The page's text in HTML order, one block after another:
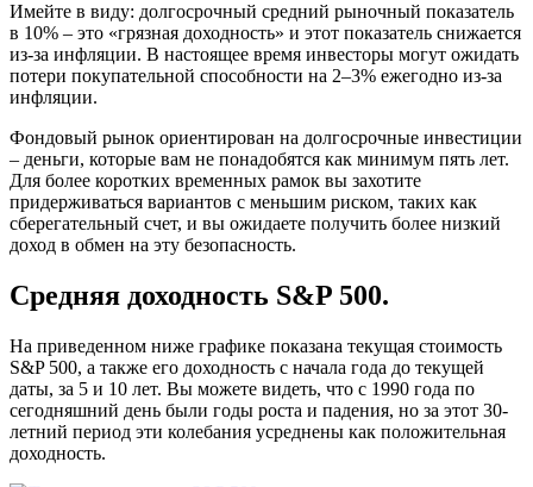
Имейте в виду: долгосрочный средний рыночный показатель
в 10% – это «грязная доходность» и этот показатель снижается
из-за инфляции. В настоящее время инвесторы могут ожидать
потери покупательной способности на 2–3% ежегодно из-за
инфляции.
Фондовый рынок ориентирован на долгосрочные инвестиции
– деньги, которые вам не понадобятся как минимум пять лет.
Для более коротких временных рамок вы захотите
придерживаться вариантов с меньшим риском, таких как
сберегательный счет, и вы ожидаете получить более низкий
доход в обмен на эту безопасность.
Средняя доходность S&P 500.
На приведенном ниже графике показана текущая стоимость
S&P 500, а также его доходность с начала года до текущей
даты, за 5 и 10 лет. Вы можете видеть, что с 1990 года по
сегодняшний день были годы роста и падения, но за этот 30-
летний период эти колебания усреднены как положительная
доходность.